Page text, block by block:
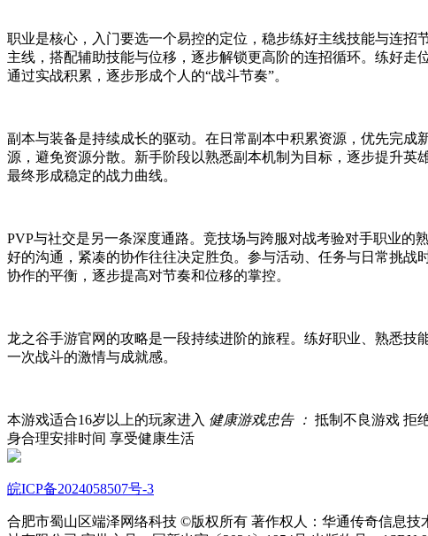
职业是核心，入门要选一个易控的定位，稳步练好主线技能与连
主线，搭配辅助技能与位移，逐步解锁更高阶的连招循环。练好走
通过实战积累，逐步形成个人的“战斗节奏”。
副本与装备是持续成长的驱动。在日常副本中积累资源，优先完
源，避免资源分散。新手阶段以熟悉副本机制为目标，逐步提升英
最终形成稳定的战力曲线。
PVP与社交是另一条深度通路。竞技场与跨服对战考验对手职业的
好的沟通，紧凑的协作往往决定胜负。参与活动、任务与日常挑
协作的平衡，逐步提高对节奏和位移的掌控。
龙之谷手游官网的攻略是一段持续进阶的旅程。练好职业、熟悉
一次战斗的激情与成就感。
本游戏适合16岁以上的玩家进入 健康游戏忠告 ： 抵制不良游戏 拒
身合理安排时间 享受健康生活
皖ICP备2024058507号-3
合肥市蜀山区端泽网络科技 ©版权所有 著作权人：华通传奇信息技